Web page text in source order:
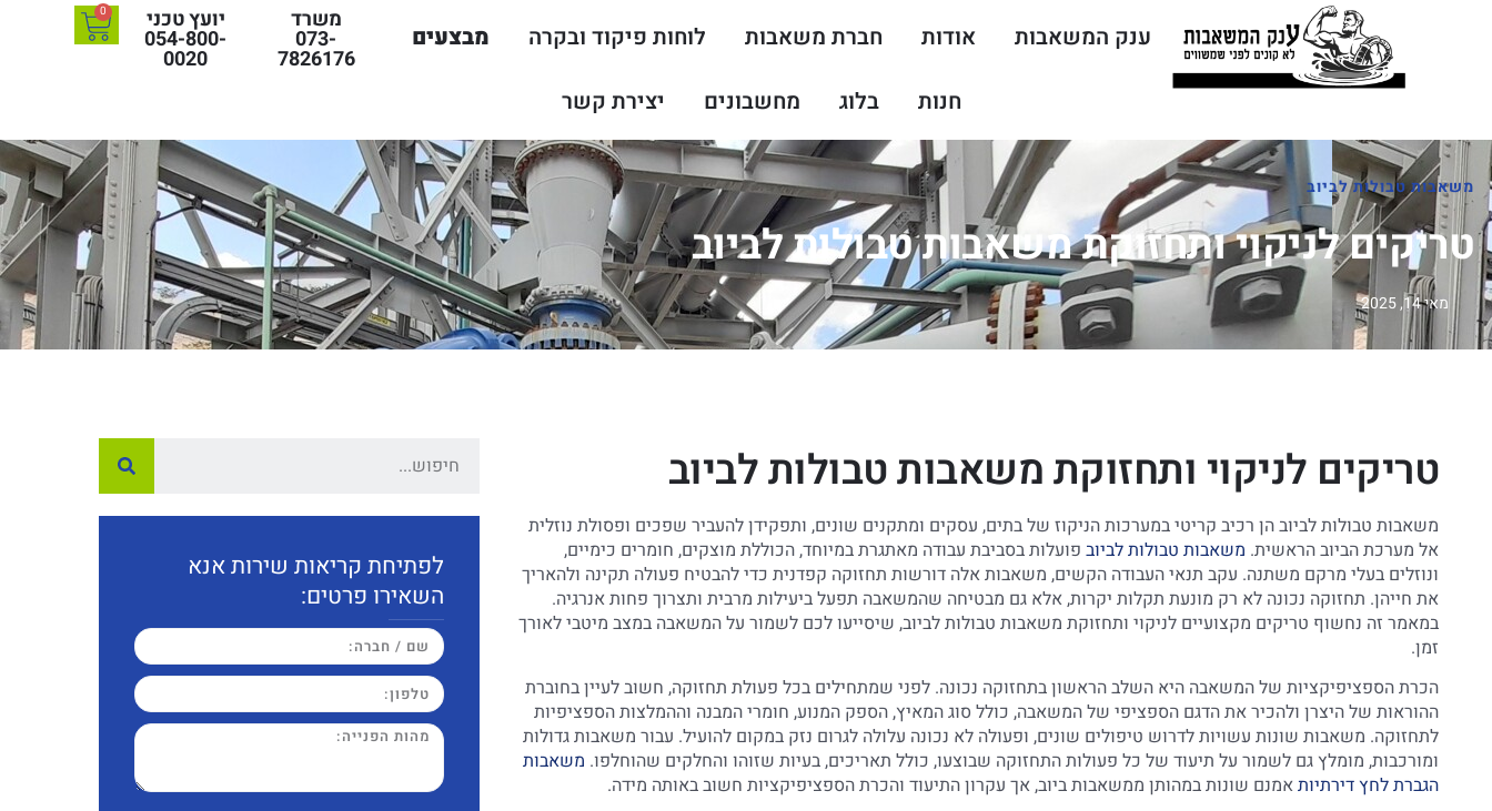
ענק המשאבות אודות חברת משאבות לוחות פיקוד ובקרה
מבצעים
חנות
בלוג מחשבונים יצירת קשר
משרד
073-
7826176
יועץ טכני
054-800-
0020
0
משאבות טבולות לביוב
טריקים לניקוי ותחזוקת משאבות טבולות לביוב
מאי 14, 2025
טריקים לניקוי ותחזוקת משאבות טבולות לביוב
משאבות טבולות לביוב הן רכיב קריטי במערכות הניקוז של בתים, עסקים ומתקנים שונים, ותפקידן להעביר שפכים ופסולת נוזלית
אל מערכת הביוב הראשית. משאבות טבולות לביוב פועלות בסביבת עבודה מאתגרת במיוחד, הכוללת מוצקים, חומרים כימיים,
ונוזלים בעלי מרקם משתנה. עקב תנאי העבודה הקשים, משאבות אלה דורשות תחזוקה קפדנית כדי להבטיח פעולה תקינה ולהאריך
את חייהן. תחזוקה נכונה לא רק מונעת תקלות יקרות, אלא גם מבטיחה שהמשאבה תפעל ביעילות מרבית ותצרוך פחות אנרגיה.
במאמר זה נחשוף טריקים מקצועיים לניקוי ותחזוקת משאבות טבולות לביוב, שיסייעו לכם לשמור על המשאבה במצב מיטבי לאורך
זמן.
הכרת הספציפיקציות של המשאבה היא השלב הראשון בתחזוקה נכונה. לפני שמתחילים בכל פעולת תחזוקה, חשוב לעיין בחוברת
ההוראות של היצרן ולהכיר את הדגם הספציפי של המשאבה, כולל סוג המאיץ, הספק המנוע, חומרי המבנה וההמלצות הספציפיות
לתחזוקה. משאבות שונות עשויות לדרוש טיפולים שונים, ופעולה לא נכונה עלולה לגרום נזק במקום להועיל. עבור משאבות גדולות
ומורכבות, מומלץ גם לשמור על תיעוד של כל פעולות התחזוקה שבוצעו, כולל תאריכים, בעיות שזוהו והחלקים שהוחלפו. משאבות
הגברת לחץ דירתיותאמנם שונות במהותן ממשאבות ביוב, אך עקרון התיעוד והכרת הספציפיקציות חשוב באותה מידה.
לפתיחת קריאות שירות אנא
השאירו פרטים: